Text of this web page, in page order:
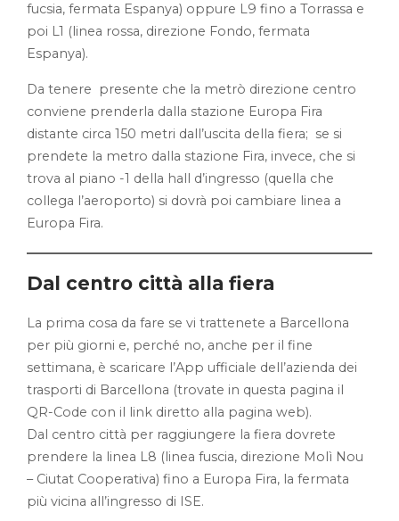
fucsia, fermata Espanya) oppure L9 fino a Torrassa e
poi L1 (linea rossa, direzione Fondo, fermata
Espanya).
Da tenere presente che la metrò direzione centro
conviene prenderla dalla stazione Europa Fira
distante circa 150 metri dall’uscita della fiera; se si
prendete la metro dalla stazione Fira, invece, che si
trova al piano -1 della hall d’ingresso (quella che
collega l’aeroporto) si dovrà poi cambiare linea a
Europa Fira.
Dal centro città alla fiera
La prima cosa da fare se vi trattenete a Barcellona
per più giorni e, perché no, anche per il fine
settimana, è scaricare l’App ufficiale dell’azienda dei
trasporti di Barcellona (trovate in questa pagina il
QR-Code con il link diretto alla pagina web).
Dal centro città per raggiungere la fiera dovrete
prendere la linea L8 (linea fuscia, direzione Molì Nou
– Ciutat Cooperativa) fino a Europa Fira, la fermata
più vicina all’ingresso di ISE.